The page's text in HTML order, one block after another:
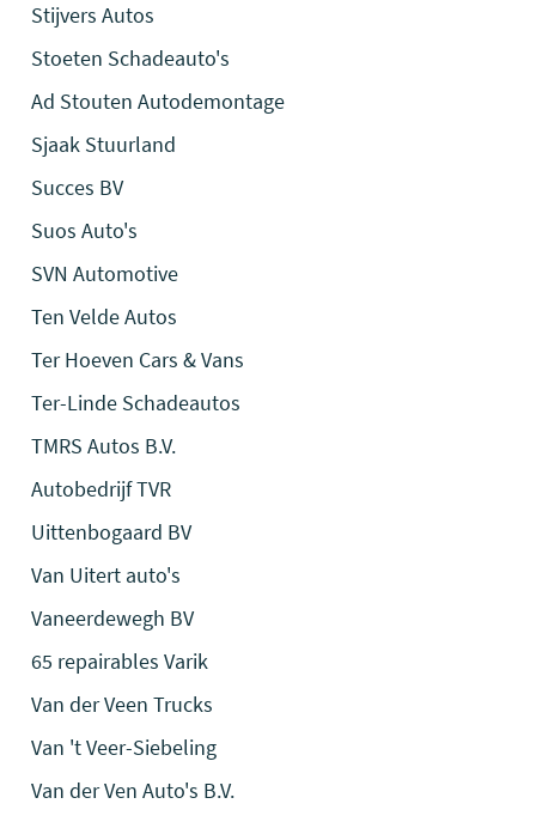
Stijvers Autos
Stoeten Schadeauto's
Ad Stouten Autodemontage
Sjaak Stuurland
Succes BV
Suos Auto's
SVN Automotive
Ten Velde Autos
Ter Hoeven Cars & Vans
Ter-Linde Schadeautos
TMRS Autos B.V.
Autobedrijf TVR
Uittenbogaard BV
Van Uitert auto's
Vaneerdewegh BV
65 repairables Varik
Van der Veen Trucks
Van 't Veer-Siebeling
Van der Ven Auto's B.V.